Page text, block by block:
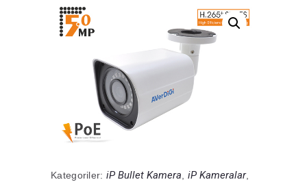
Kategoriler: iP Bullet Kamera iP Kameralar,